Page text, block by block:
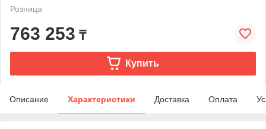
Розница
763 253 ₸
Купить
Описание Характеристики Доставка Оплата